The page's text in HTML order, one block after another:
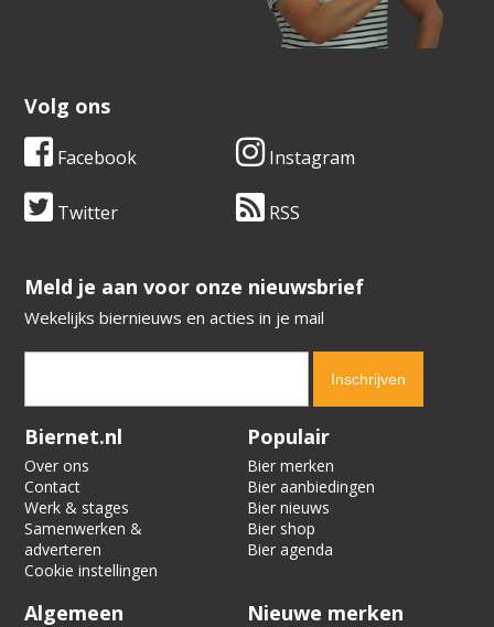
Volg ons
Facebook Instagram
Twitter RSS
​​​​​​​Meld je aan voor onze nieuwsbrief
Wekelijks biernieuws en acties in je mail
Verification code:
Biernet.nl
Over ons
Contact
Werk & stages
Samenwerken &
adverteren
Cookie instellingen
Populair
Bier merken
Bier aanbiedingen
Bier nieuws
Bier shop
Bier agenda
Algemeen Nieuwe merken